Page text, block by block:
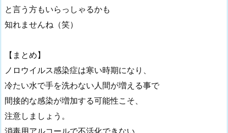
と言う方もいらっしゃるかも
知れませんね（笑）
【まとめ】
ノロウイルス感染症は寒い時期になり、
冷たい水で手を洗わない人間が増える事で
間接的な感染が増加する可能性こそ、
注意しましょう。